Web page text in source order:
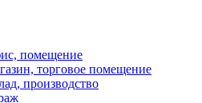
помещение
торговое помещение
производство